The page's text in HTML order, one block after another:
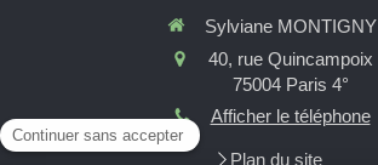
Sylviane MONTIGNY
40, rue Quincampoix
75004 Paris 4°
Afficher le téléphone
Plan du site